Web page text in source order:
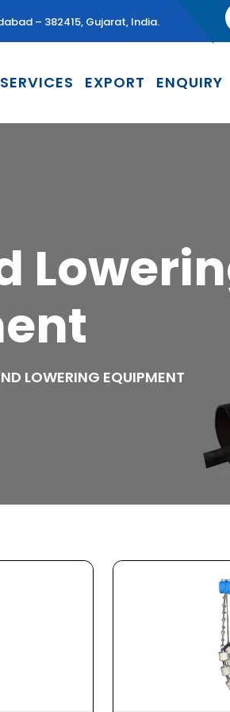
– 382415, Gujarat, India.
SERVICES EXPORT ENQUIRY
LOWERING EQUIPMENT